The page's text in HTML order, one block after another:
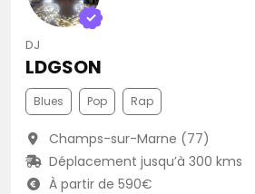
DJ
LDGSON
Blues Pop Rap
Champs-sur-Marne (77)
Déplacement jusqu’à 300 kms
À partir de 590€